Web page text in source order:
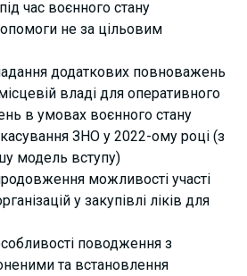
час воєнного стану
не за цільовим
додаткових повноважень
владі для оперативного
в умовах воєнного стану
ЗНО у 2022-ому році (з
модель вступу)
можливості участі
у закупівлі ліків для
поводження з
та встановлення